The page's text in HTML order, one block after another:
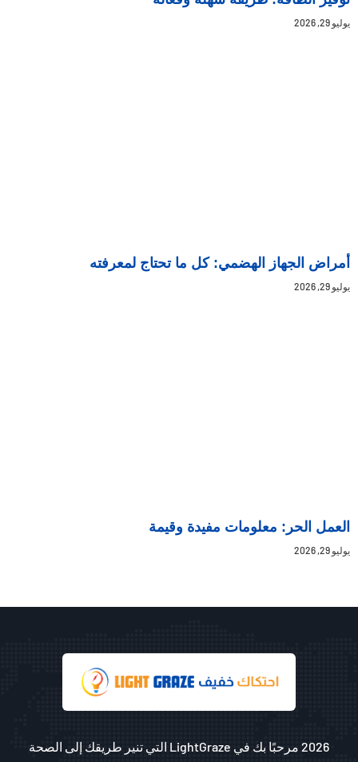
يوليو 29, 2026
أمراض الجهاز الهضمي: كل ما تحتاج لمعرفته
يوليو 29, 2026
العمل الحر: معلومات مفيدة وقيمة
يوليو 29, 2026
2026 مرحبًا بك في LightGraze التي تنير طريقك إلى الصحة